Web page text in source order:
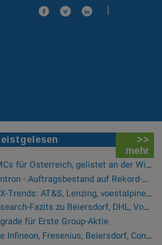
|
>>
mehr
AMCs für Österreich, gelistet an der Wiener Börse
Kontron - Auftragsbestand auf Rekord-Niveau
ATX-Trends: AT&S, Lenzing, voestalpine ...
Research-Fazits zu Beiersdorf, DHL, Vonovia, Hensoldt ...
für Erste Group-Aktie
Wie Infineon, Fresenius, Beiersdorf, Continental, Deutsche Post und Bayer für Gesprächsstoff im DAX sorgten